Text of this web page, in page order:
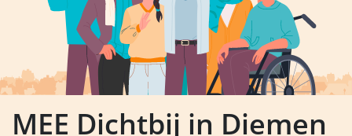
MEE Dichtbij in Diemen